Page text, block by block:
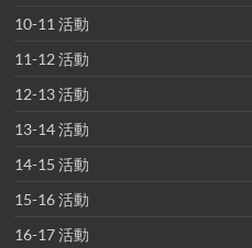
10-11 活動
11-12 活動
12-13 活動
13-14 活動
14-15 活動
15-16 活動
16-17 活動